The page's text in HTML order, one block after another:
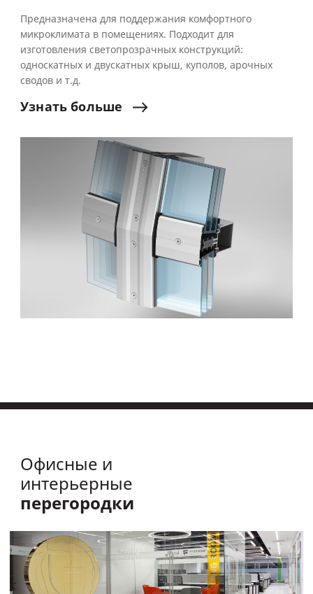
Предназначена для поддержания комфортного
микроклимата в помещениях. Подходит для
изготовления светопрозрачных конструкций:
односкатных и двускатных крыш, куполов, арочных
сводов и т.д.
Узнать больше
Офисные и
интерьерные
перегородки